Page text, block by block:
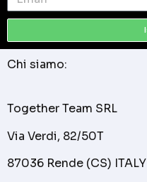
Chi siamo:
Together Team SRL
Via Verdi, 82/50T
87036 Rende (CS) ITALY